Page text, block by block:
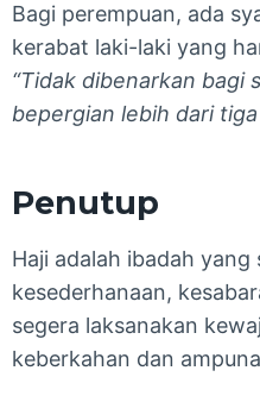
Bagi perempuan, ada
kerabat laki-laki yang
“Tidak dibenarkan bagi
bepergian lebih dari
Penutup
Haji adalah ibadah
kesederhanaan,
segera laksanakan
keberkahan dan